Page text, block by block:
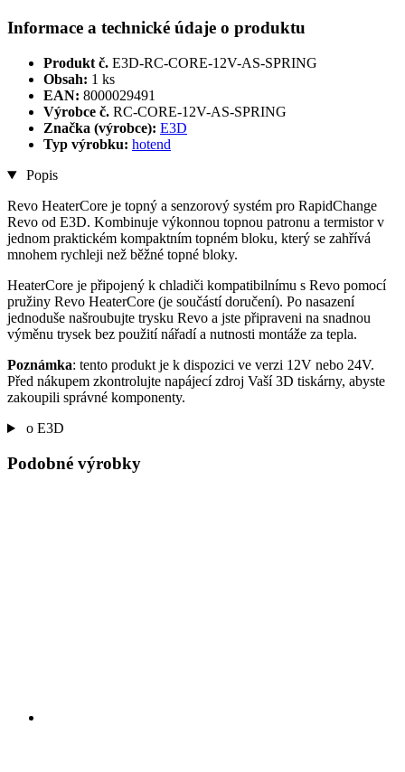
Informace a technické údaje o produktu
Produkt č. E3D-RC-CORE-12V-AS-SPRING
Obsah: 1 ks
EAN: 8000029491
Výrobce č. RC-CORE-12V-AS-SPRING
Značka (výrobce): E3D
Typ výrobku: hotend
Popis
Revo HeaterCore je topný a senzorový systém pro RapidChange
Revo od E3D. Kombinuje výkonnou topnou patronu a termistor v
jednom praktickém kompaktním topném bloku, který se zahřívá
mnohem rychleji než běžné topné bloky.
HeaterCore je připojený k chladiči kompatibilnímu s Revo pomocí
pružiny Revo HeaterCore (je součástí doručení). Po nasazení
jednoduše našroubujte trysku Revo a jste připraveni na snadnou
výměnu trysek bez použití nářadí a nutnosti montáže za tepla.
Poznámka: tento produkt je k dispozici ve verzi 12V nebo 24V.
Před nákupem zkontrolujte napájecí zdroj Vaší 3D tiskárny, abyste
zakoupili správné komponenty.
o E3D
Podobné výrobky